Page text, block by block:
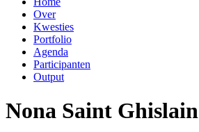
Over
Kwesties
Portfolio
Agenda
Participanten
Output
Nona Saint Ghislain